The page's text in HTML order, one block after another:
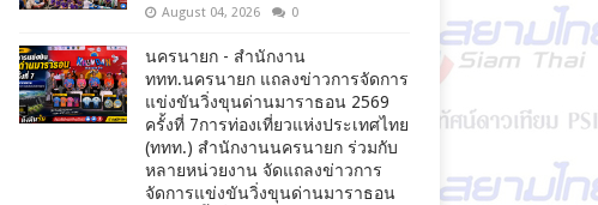
August 04, 2026 0
นครนายก - สำนักงาน
ททท.นครนายก แถลงข่าวการจัดการ
แข่งขันวิ่งขุนด่านมาราธอน 2569
ครั้งที่ 7การท่องเที่ยวแห่งประเทศไทย
(ททท.) สำนักงานนครนายก ร่วมกับ
หลายหน่วยงาน จัดแถลงข่าวการ
จัดการแข่งขันวิ่งขุนด่านมาราธอน